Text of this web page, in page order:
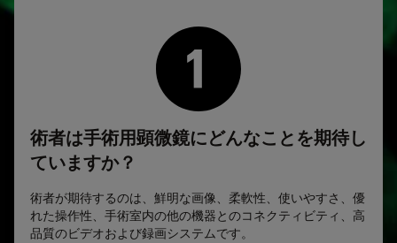
術者は手術用顕微鏡にどんなことを期待し
ていますか？
術者が期待するのは、鮮明な画像、柔軟性、使いやすさ、優
れた操作性、手術室内の他の機器とのコネクティビティ、高
品質のビデオおよび録画システムです。